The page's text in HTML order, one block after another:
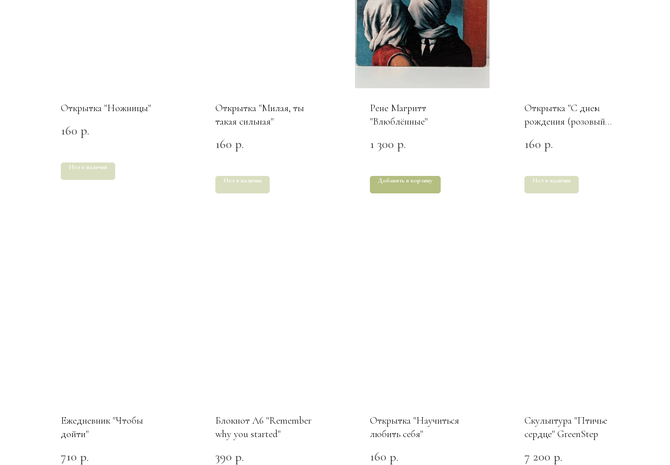
Открытка "Ножницы"
160 р.
Нет в наличии
Открытка "Милая, ты
такая сильная"
160 р.
Нет в наличии
Рене Магритт
"Влюблённые"
1 300 р.
Добавить в корзину
Открытка "С днем
рождения (розовый
160 р.
Нет в наличии
Ежедневник "Чтобы
дойти"
710 р.
Блокнот А6 "Remember
why you started"
390 р.
Открытка "Научиться
любить себя"
160 р.
Скульптура "Птичье
сердце" GreenStep
7 200 р.